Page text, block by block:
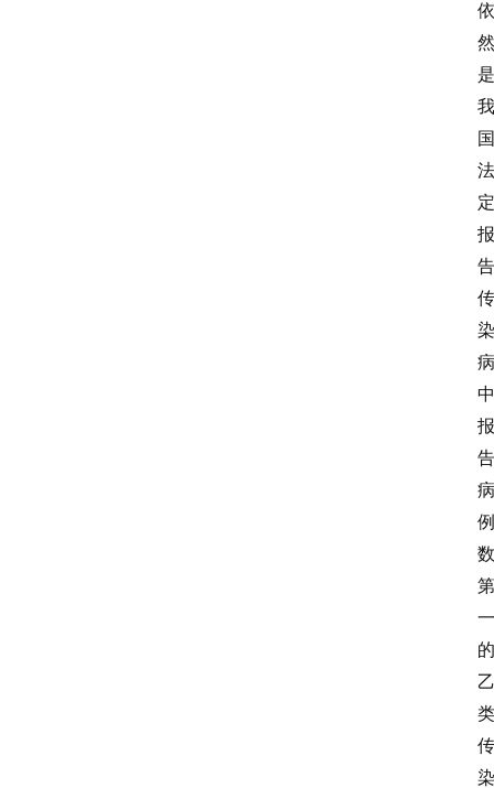
依
然
是
我
国
法
定
报
告
传
染
病
中
报
告
病
例
数
第
一
的
乙
类
传
染